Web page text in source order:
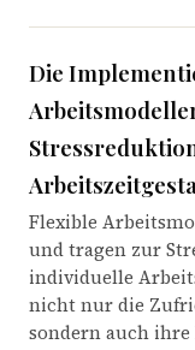
Die
Flexible
und tragen zur
individuelle
nicht nur die
sondern auch ihre